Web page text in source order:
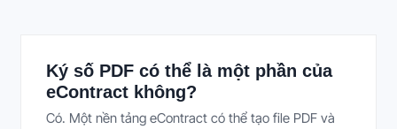
Ký số PDF có thể là một phần của
eContract không?
Có. Một nền tảng eContract có thể tạo file PDF và